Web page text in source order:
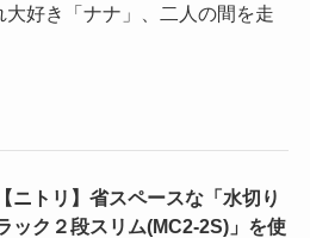
大好き「ナナ」、二人の間を走
【ニトリ】省スペースな「水切り
ック２段スリム(MC2-2S)」を使